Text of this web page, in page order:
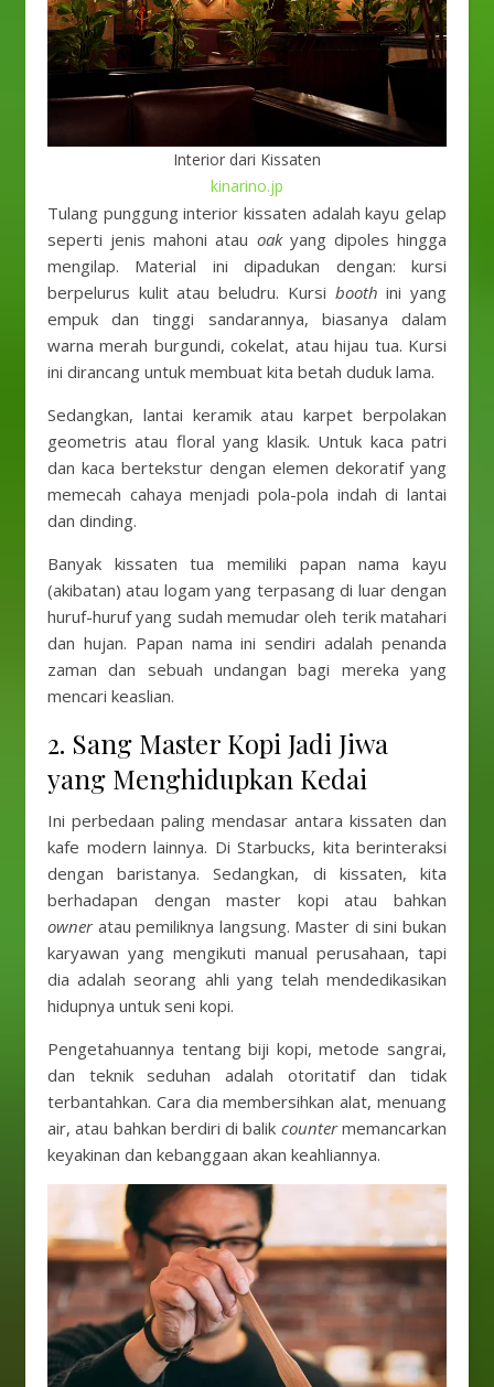
Interior dari Kissaten
kinarino.jp
Tulang punggung interior kissaten adalah kayu gelap
seperti jenis mahoni atau oakyang dipoles hingga
mengilap. Material ini dipadukan dengan: kursi
berpelurus kulit atau beludru. Kursi boothini yang
empuk dan tinggi sandarannya, biasanya dalam
warna merah burgundi, cokelat, atau hijau tua. Kursi
ini dirancang untuk membuat kita betah duduk lama.
Sedangkan, lantai keramik atau karpet berpolakan
geometris atau floral yang klasik. Untuk kaca patri
dan kaca bertekstur dengan elemen dekoratif yang
memecah cahaya menjadi pola-pola indah di lantai
dan dinding.
Banyak kissaten tua memiliki papan nama kayu
(akibatan) atau logam yang terpasang di luar dengan
huruf-huruf yang sudah memudar oleh terik matahari
dan hujan. Papan nama ini sendiri adalah penanda
zaman dan sebuah undangan bagi mereka yang
mencari keaslian.
2. Sang Master Kopi Jadi Jiwa
yang Menghidupkan Kedai
Ini perbedaan paling mendasar antara kissaten dan
kafe modern lainnya. Di Starbucks, kita berinteraksi
dengan baristanya. Sedangkan, di kissaten, kita
berhadapan dengan master kopi atau bahkan
owner atau pemiliknya langsung. Master di sini bukan
karyawan yang mengikuti manual perusahaan, tapi
dia adalah seorang ahli yang telah mendedikasikan
hidupnya untuk seni kopi.
Pengetahuannya tentang biji kopi, metode sangrai,
dan teknik seduhan adalah otoritatif dan tidak
terbantahkan. Cara dia membersihkan alat, menuang
air, atau bahkan berdiri di balik countermemancarkan
keyakinan dan kebanggaan akan keahliannya.